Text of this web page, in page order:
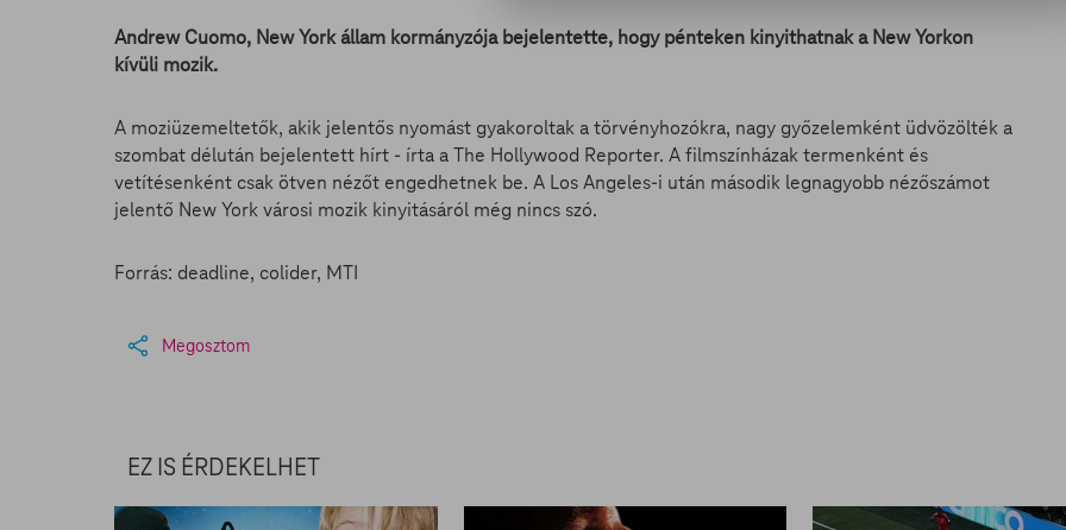
Andrew Cuomo, New York állam kormányzója bejelentette, hogy pénteken kinyithatnak a New Yorkon
kívüli mozik.
A moziüzemeltetők, akik jelentős nyomást gyakoroltak a törvényhozókra, nagy győzelemként üdvözölték a
szombat délután bejelentett hírt - írta a The Hollywood Reporter. A filmszínházak termenként és
vetítésenként csak ötven nézőt engedhetnek be. A Los Angeles-i után második legnagyobb nézőszámot
jelentő New York városi mozik kinyitásáról még nincs szó.
Forrás: deadline, colider, MTI
Megosztom
EZ IS ÉRDEKELHET